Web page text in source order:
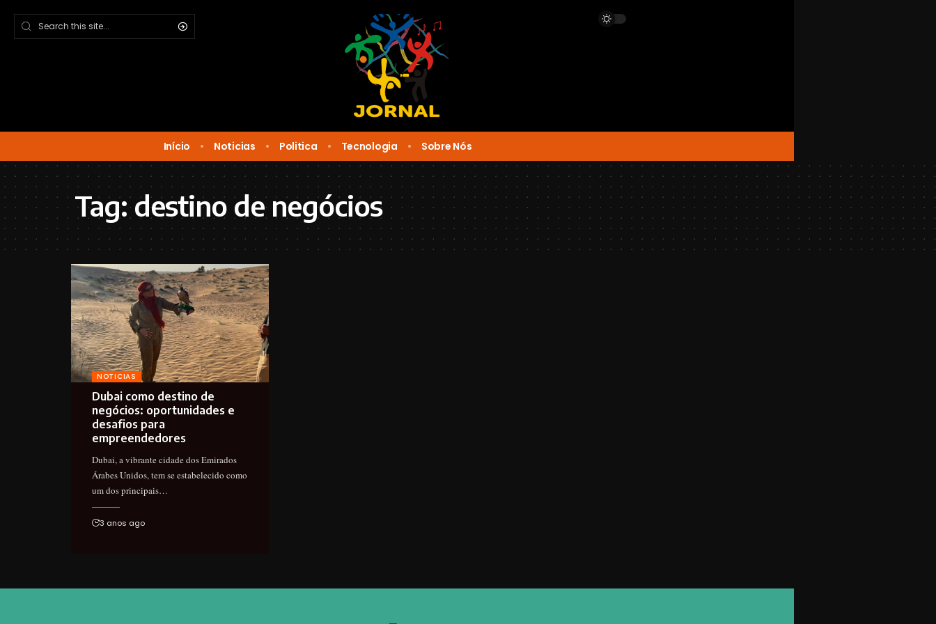
Início Noticias Politica Tecnologia Sobre Nós
Tag:destino de negócios
NOTICIAS
Dubai como destino de
negócios: oportunidades e
desafios para
empreendedores
Dubai, a vibrante cidade dos Emirados
Árabes Unidos, tem se estabelecido como
um dos principais…
3 anos ago